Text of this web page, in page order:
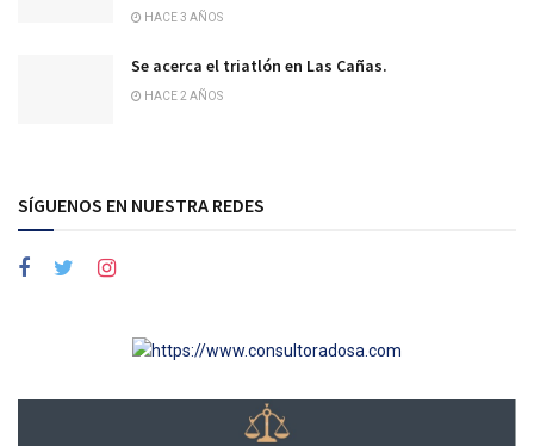
HACE 3 AÑOS
Se acerca el triatlón en Las Cañas.
HACE 2 AÑOS
SÍGUENOS EN NUESTRA REDES